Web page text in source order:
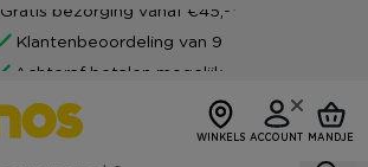
Gratis bezorging vanaf €45,-*
Klantenbeoordeling van 9
Achteraf betalen mogelijk
WINKELS ACCOUNT MANDJE